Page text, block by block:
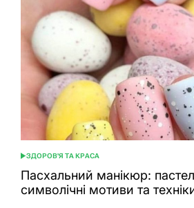
ОПУБЛІКУВАТИ
У
ЗДОРОВ'Я ТА КРАСА
Пасхальний манікюр:
символічні мотиви та